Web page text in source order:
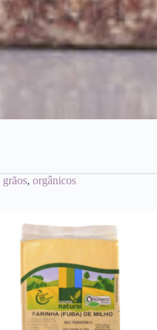
grãos, orgânicos